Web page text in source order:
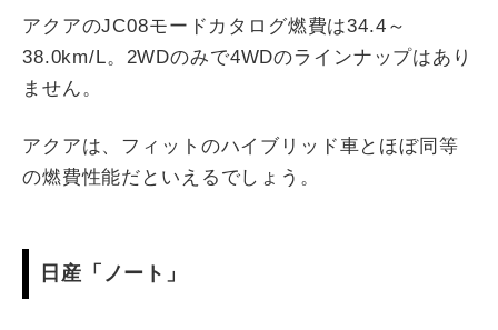
アクアのJC08モードカタログ燃費は34.4～
38.0km/L。2WDのみで4WDのラインナップはあり
ません。
アクアは、フィットのハイブリッド車とほぼ同等
の燃費性能だといえるでしょう。
日産「ノート」